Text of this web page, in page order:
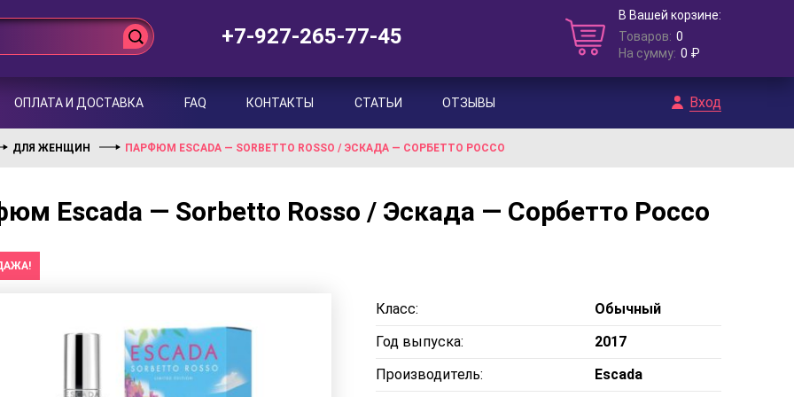
+7-927-265-77-45
В Вашей корзине:
Товаров: 0
На сумму: 0 ₽
ОПЛАТА И ДОСТАВКА FAQ КОНТАКТЫ СТАТЬИ ОТЗЫВЫ Вход
ДЛЯ ЖЕНЩИН ПАРФЮМ ESCADA — SORBETTO ROSSO / ЭСКАДА — СОРБЕТТО РОССО
Escada — Sorbetto Rosso / Эскада — Сорбетто Россо
Класс:
Обычный
Год выпуска:
2017
Производитель:
Escada